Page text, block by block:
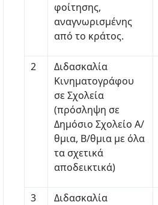
φοίτησης,
αναγνωρισμένης
από το κράτος.
2
Διδασκαλία
Κινηματογράφου
σε Σχολεία
(πρόσληψη σε
Δημόσιο Σχολείο Α/
θμια, Β/θμια με όλα
τα σχετικά
αποδεικτικά)
3
Διδασκαλία